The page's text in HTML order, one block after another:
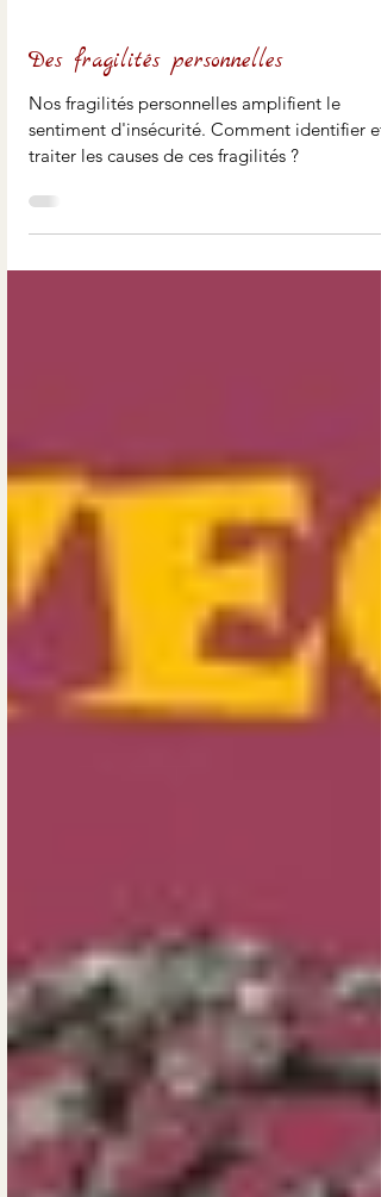
Des fragilités personnelles
Nos fragilités personnelles amplifient le
sentiment d'insécurité. Comment identifier et
traiter les causes de ces fragilités ?